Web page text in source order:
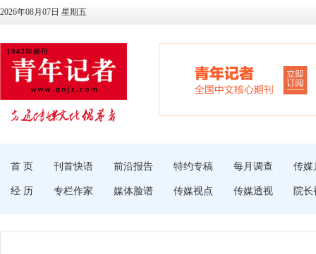
2026年08月07日 星期五
首 页 刊首快语 前沿报告 特约专稿 每月调查 传媒
经 历 专栏作家 媒体脸谱 传媒视点 传媒透视 院长